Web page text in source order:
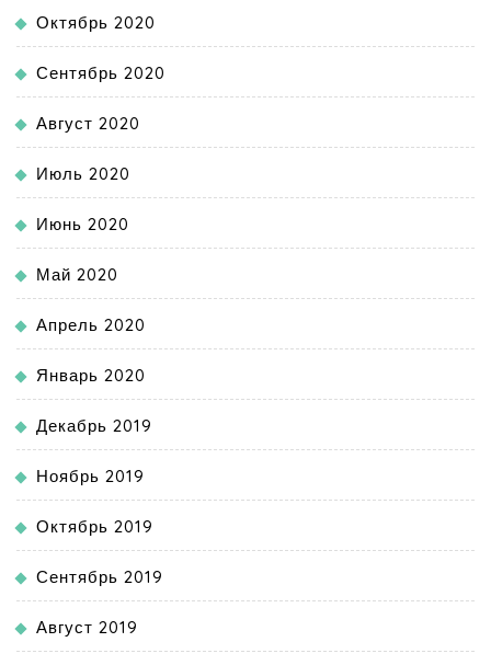
Октябрь 2020
Сентябрь 2020
Август 2020
Июль 2020
Июнь 2020
Май 2020
Апрель 2020
Январь 2020
Декабрь 2019
Ноябрь 2019
Октябрь 2019
Сентябрь 2019
Август 2019